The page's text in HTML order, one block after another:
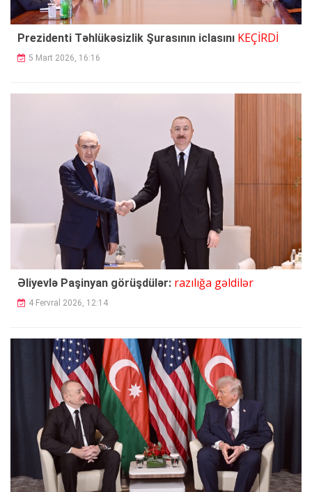
Prezidenti Təhlükəsizlik Şurasının iclasını KEÇİRDİ
5 Mart 2026, 16:16
Əliyevlə Paşinyan görüşdülər: razılığa gəldilər
4 Fervral 2026, 12:14